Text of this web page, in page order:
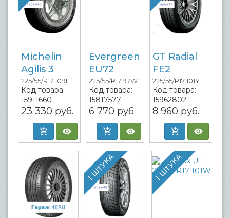
Michelin
Agilis 3
225/55/R17 109H
Код товара:
15911660
23 330 руб.
Evergreen
EU72
225/55/R17 97W
Код товара:
15817577
6 770 руб.
GT Radial
FE2
225/55/R17 101Y
Код товара:
15962802
8 960 руб.
1 ШТУКА 1 ШТУКА